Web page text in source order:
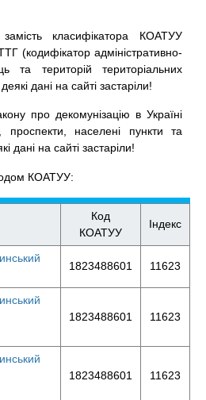
класифікатора КОАТУУ
(кодифікатор адміністративно-
та територій територіальних
дані на сайті застаріли!
про декомунізацію в Україні
проспекти, населені пункти та
дані на сайті застаріли!
КОАТУУ:
Код
КОАТУУ
Індекс
1823488601 11623
1823488601 11623
1823488601 11623